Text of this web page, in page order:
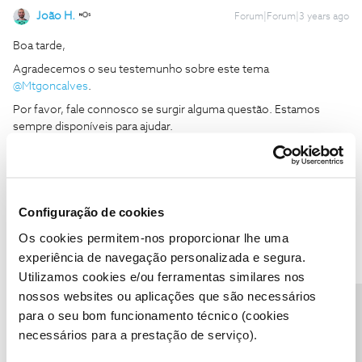
Configuração de cookies
Os cookies permitem-nos proporcionar lhe uma
experiência de navegação personalizada e segura.
Utilizamos cookies e/ou ferramentas similares nos
nossos websites ou aplicações que são necessários
para o seu bom funcionamento técnico (cookies
necessários para a prestação de serviço).
João H. Forum|Forum|3 years ago
Boa tarde,
Agradecemos o seu testemunho sobre este tema
@Mtgoncalves.
Por favor, fale connosco se surgir alguma questão. Estamos
sempre disponíveis para ajudar.
como "Melhor Resposta" e faça "Like" nos melhores comentários.
Siga os perfis da moderação, através da opção "Seguir", para estar
sempre a par das ultimas novidades.